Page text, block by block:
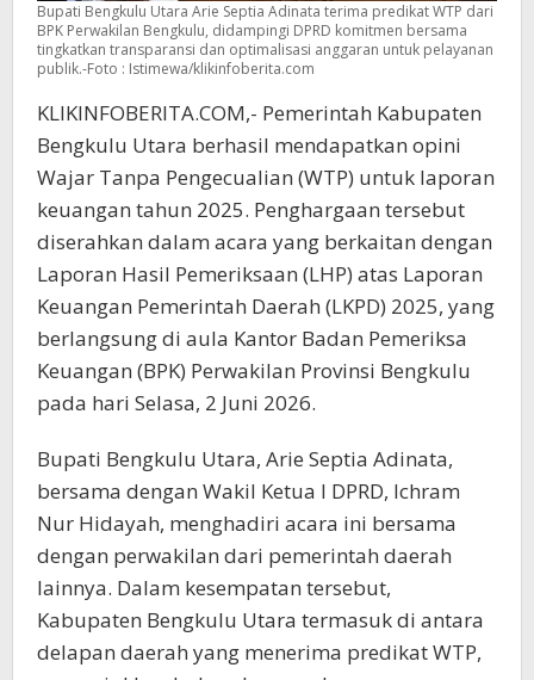
Bupati Bengkulu Utara Arie Septia Adinata terima predikat WTP dari
BPK Perwakilan Bengkulu, didampingi DPRD komitmen bersama
tingkatkan transparansi dan optimalisasi anggaran untuk pelayanan
publik.-Foto : Istimewa/klikinfoberita.com
KLIKINFOBERITA.COM,- Pemerintah Kabupaten
Bengkulu Utara berhasil mendapatkan opini
Wajar Tanpa Pengecualian (WTP) untuk laporan
keuangan tahun 2025. Penghargaan tersebut
diserahkan dalam acara yang berkaitan dengan
Laporan Hasil Pemeriksaan (LHP) atas Laporan
Keuangan Pemerintah Daerah (LKPD) 2025, yang
berlangsung di aula Kantor Badan Pemeriksa
Keuangan (BPK) Perwakilan Provinsi Bengkulu
pada hari Selasa, 2 Juni 2026.
Bupati Bengkulu Utara, Arie Septia Adinata,
bersama dengan Wakil Ketua I DPRD, Ichram
Nur Hidayah, menghadiri acara ini bersama
dengan perwakilan dari pemerintah daerah
lainnya. Dalam kesempatan tersebut,
Kabupaten Bengkulu Utara termasuk di antara
delapan daerah yang menerima predikat WTP,